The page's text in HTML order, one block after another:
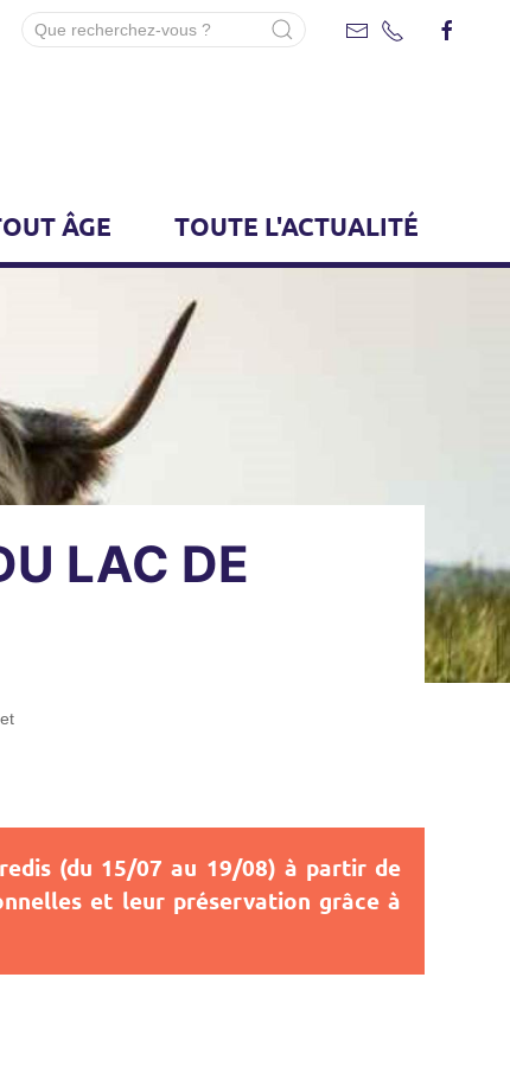
ÂGE TOUTE L'ACTUALITÉ
LAC DE
(du 15/07 au 19/08) à partir de
et leur préservation grâce à